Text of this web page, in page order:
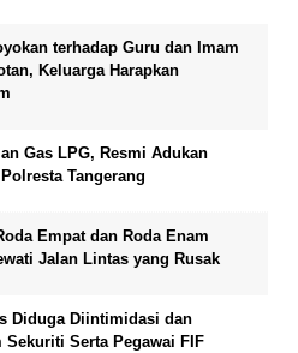
terhadap Guru dan Imam
Keluarga Harapkan
Gas LPG, Resmi Adukan
Tangerang
Empat dan Roda Enam
Jalan Lintas yang Rusak
Diduga Diintimidasi dan
Sekuriti Serta Pegawai FIF